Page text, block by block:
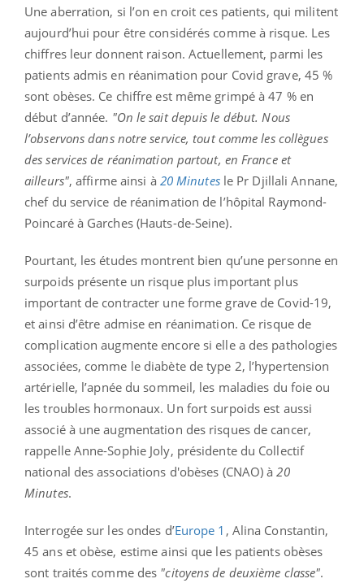
Une aberration, si l’on en croit ces patients, qui militent
aujourd’hui pour être considérés comme à risque. Les
chiffres leur donnent raison. Actuellement, parmi les
patients admis en réanimation pour Covid grave, 45 %
sont obèses. Ce chiffre est même grimpé à 47 % en
début d’année. "On le sait depuis le début. Nous
l’observons dans notre service, tout comme les collègues
des services de réanimation partout, en France et
ailleurs", affirme ainsi à 20 Minutesle Pr Djillali Annane,
chef du service de réanimation de l’hôpital Raymond-
Poincaré à Garches (Hauts-de-Seine).
Pourtant, les études montrent bien qu’une personne en
surpoids présente un risque plus important plus
important de contracter une forme grave de Covid-19,
et ainsi d’être admise en réanimation. Ce risque de
complication augmente encore si elle a des pathologies
associées, comme le diabète de type 2, l’hypertension
artérielle, l’apnée du sommeil, les maladies du foie ou
les troubles hormonaux. Un fort surpoids est aussi
associé à une augmentation des risques de cancer,
rappelle Anne-Sophie Joly, présidente du Collectif
national des associations d'obèses (CNAO) à20
Minutes.
Interrogée sur les ondes d’Europe 1 , Alina Constantin,
45 ans et obèse, estime ainsi que les patients obèses
sont traités comme des "citoyens de deuxième classe".